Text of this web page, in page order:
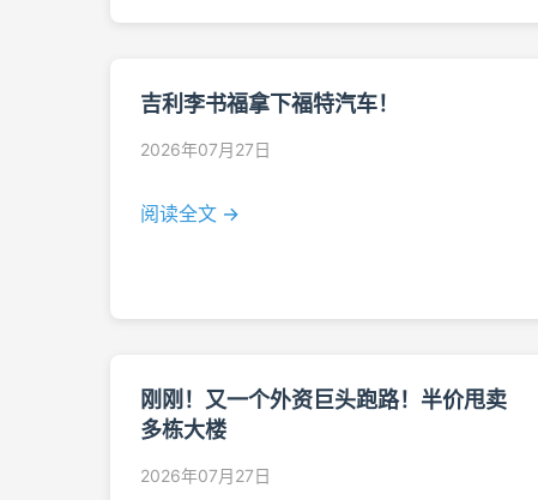
吉利李书福拿下福特汽车！
2026年07月27日
阅读全文 →
刚刚！又一个外资巨头跑路！半价甩卖
多栋大楼
2026年07月27日